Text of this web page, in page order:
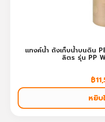
แทงค์น้ำ ถังเก็บน้ำบนดิน
ลิตร รุ่น PP
฿
หยิบ